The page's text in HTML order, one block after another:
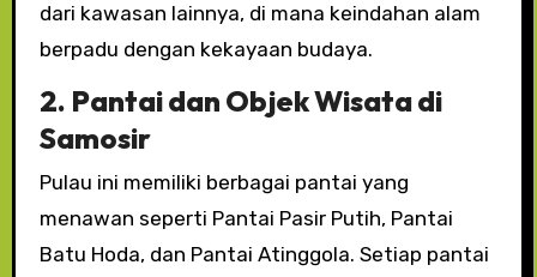
dari kawasan lainnya, di mana keindahan alam
berpadu dengan kekayaan budaya.
2. Pantai dan Objek Wisata di
Samosir
Pulau ini memiliki berbagai pantai yang
menawan seperti Pantai Pasir Putih, Pantai
Batu Hoda, dan Pantai Atinggola. Setiap pantai